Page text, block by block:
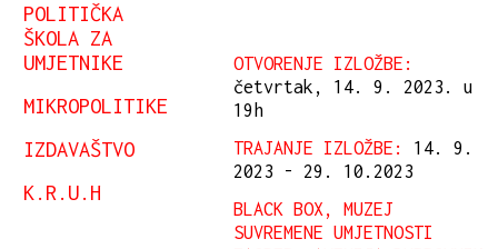
POLITIČKA
ŠKOLA ZA
UMJETNIKE
MIKROPOLITIKE
IZDAVAŠTVO
K.R.U.H
OTVORENJE IZLOŽBE:
četvrtak, 14. 9. 2023. u
19h
TRAJANJE IZLOŽBE:
14. 9.
2023 - 29. 10.2023
BLACK BOX, MUZEJ
SUVREMENE UMJETNOSTI